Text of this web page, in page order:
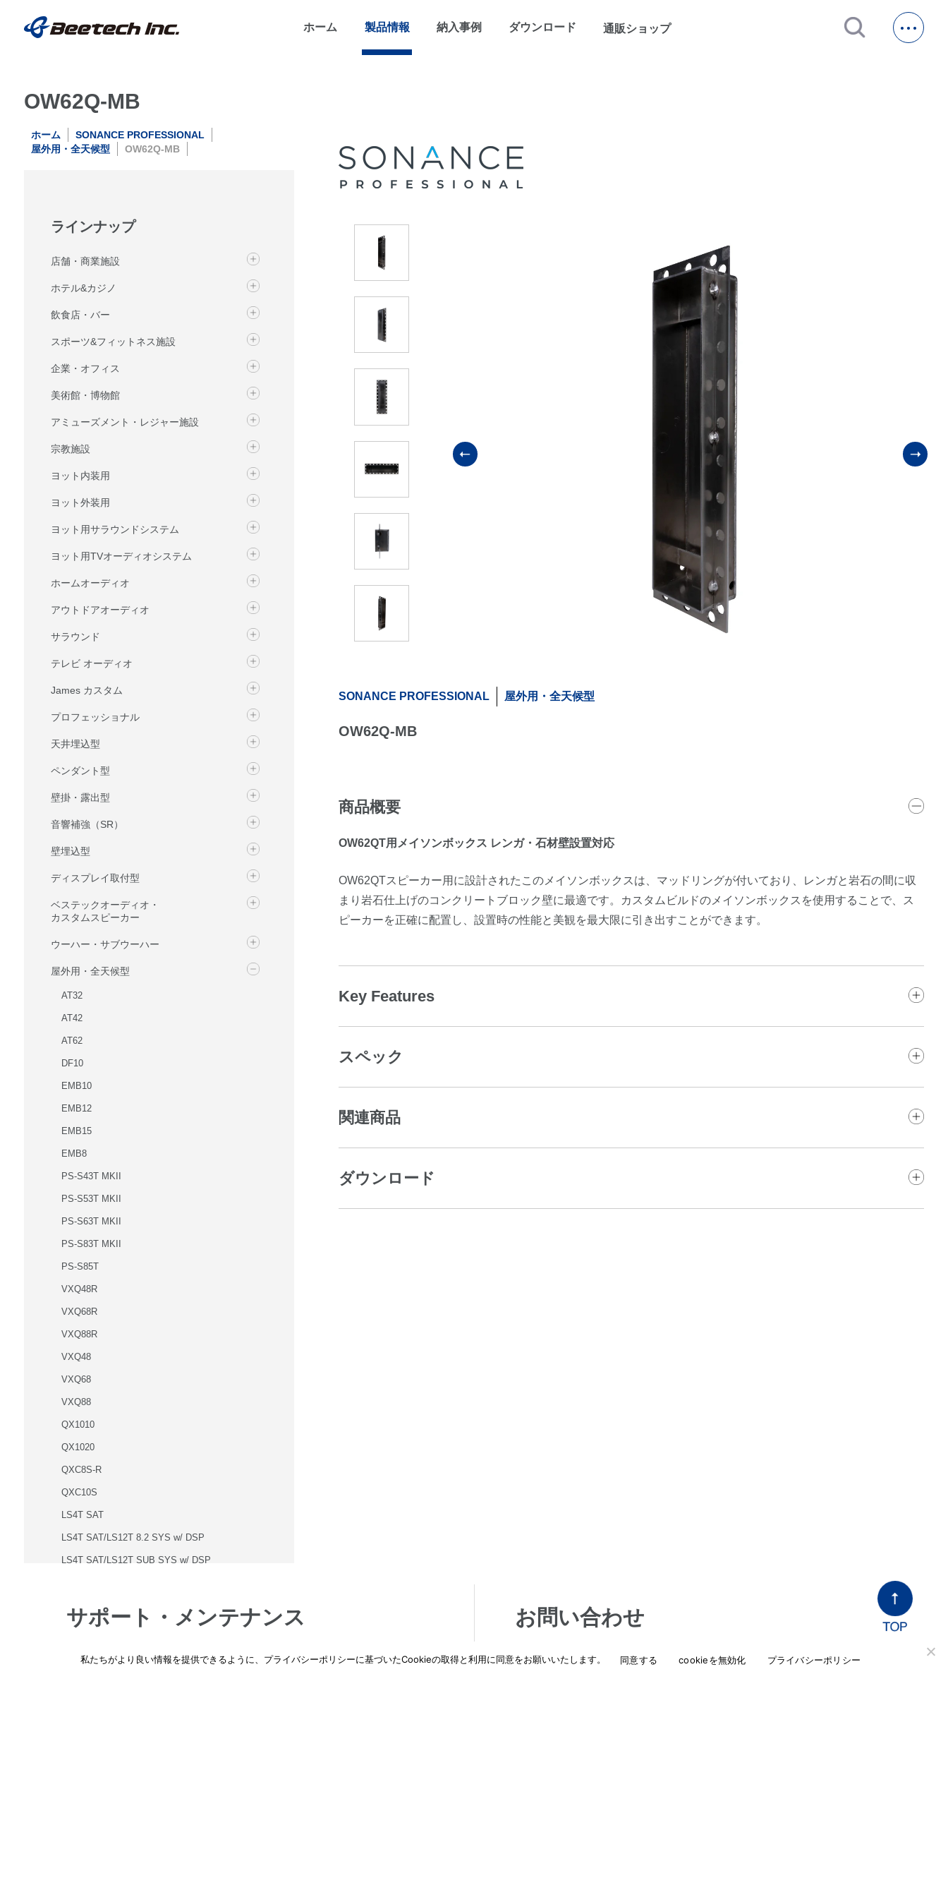
ホーム 製品情報 納入事例 ダウンロード 通販ショップopen_in_new
OW62Q-MB
ホーム
SONANCE PROFESSIONAL
屋外用・全天候型
OW62Q-MB
ラインナップ
店舗・商業施設
ホテル&カジノ
飲食店・バー
スポーツ&フィットネス施設
企業・オフィス
美術館・博物館
アミューズメント・レジャー施設
宗教施設
ヨット内装用
ヨット外装用
ヨット用サラウンドシステム
ヨット用TVオーディオシステム
ホームオーディオ
アウトドアオーディオ
サラウンド
テレビ オーディオ
James カスタム
プロフェッショナル
天井埋込型
ペンダント型
壁掛・露出型
音響補強（SR）
壁埋込型
ディスプレイ取付型
ベステックオーディオ・
カスタムスピーカー
ウーハー・サブウーハー
屋外用・全天候型
AT32
AT42
AT62
DF10
EMB10
EMB12
EMB15
EMB8
PS-S43T MKII
PS-S53T MKII
PS-S63T MKII
PS-S83T MKII
PS-S85T
VXQ48R
VXQ68R
VXQ88R
VXQ48
VXQ68
VXQ88
QX1010
QX1020
QXC8S-R
QXC10S
LS4T SAT
LS4T SAT/LS12T 8.2 SYS w/ DSP
LS4T SAT/LS12T SUB SYS w/ DSP
LS6T SAT/LS12T 6.1 SYS w/ DSP
LS6T SAT/LS12T 8.2 SYS w/ DSP
SONANCE PROFESSIONAL 屋外用・全天候型
OW62Q-MB
商品概要
OW62QT用メイソンボックス レンガ・石材壁設置対応
OW62QTスピーカー用に設計されたこのメイソンボックスは、マッドリングが付いており、レンガと岩石の間に収
まり岩石仕上げのコンクリートブロック壁に最適です。カスタムビルドのメイソンボックスを使用することで、ス
ピーカーを正確に配置し、設置時の性能と美観を最大限に引き出すことができます。
Key Features
スペック
関連商品
ダウンロード
サポート・メンテナンス
製品の仕様や使い方がわからない、修理や部品の交換などご相談・ご依
お問い合わせ
納入に関するご相談など、当社へのお問い合わせはこちらからお問い合
私たちがより良い情報を提供できるように、プライバシーポリシーに基づいたCookieの取得と利用に同意をお願いいたします。 同意する cookieを無効化 プライバシーポリシー